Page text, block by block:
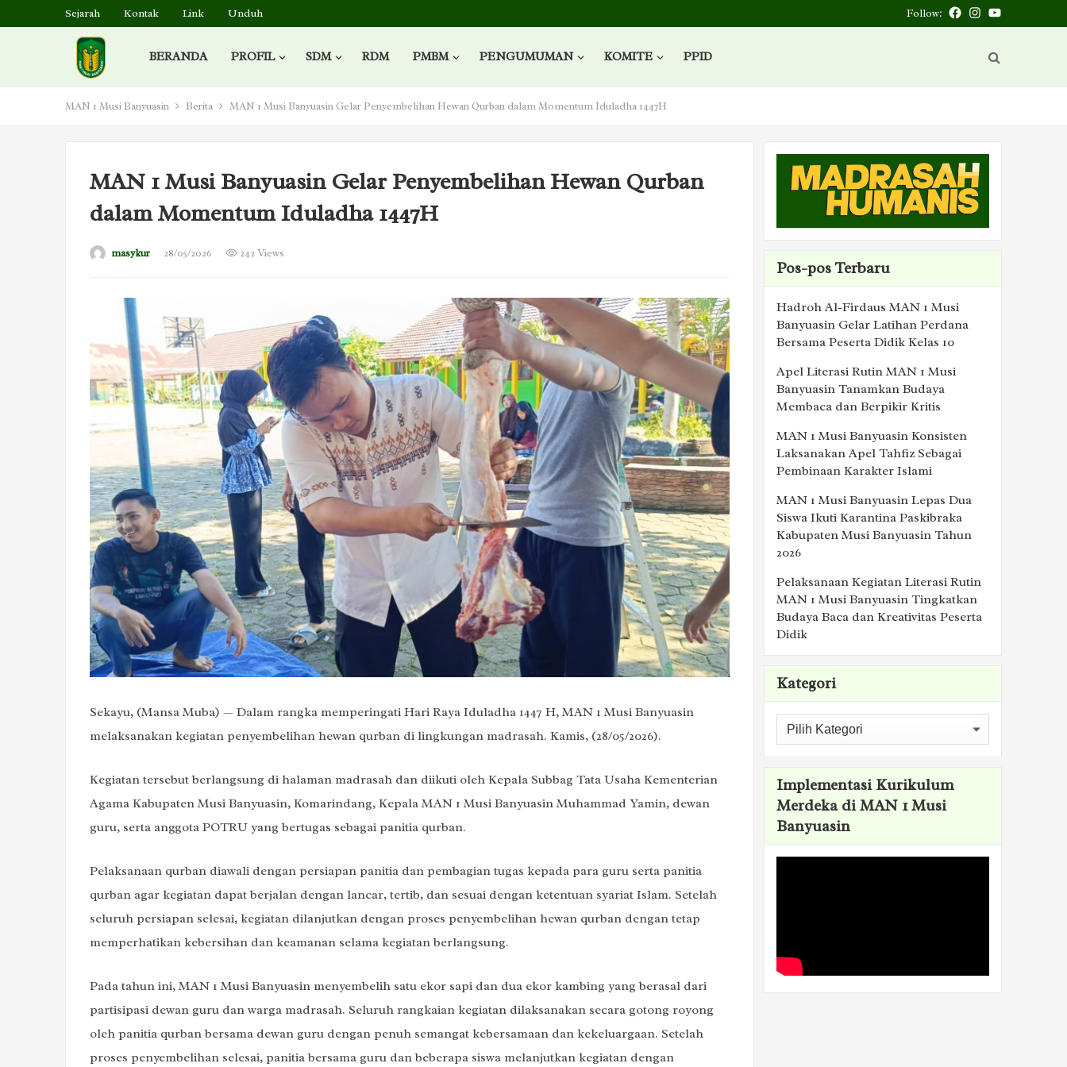
Sejarah Kontak Link Unduh Follow: Facebook
Instagram
You
BERANDA PROFIL SDM RDM PMBM PENGUMUMAN KOMITE PPID
MAN 1 Musi Banyuasin Berita MAN 1 Musi Banyuasin Gelar Penyembelihan Hewan Qurban dalam Momentum Iduladha 1447H
MAN 1 Musi Banyuasin Gelar Penyembelihan Hewan Qurban
dalam Momentum Iduladha 1447H
masykur 28/05/2026 242 Views
Sekayu, (Mansa Muba) — Dalam rangka memperingati Hari Raya Iduladha 1447 H, MAN 1 Musi Banyuasin
melaksanakan kegiatan penyembelihan hewan qurban di lingkungan madrasah. Kamis, (28/05/2026).
Kegiatan tersebut berlangsung di halaman madrasah dan diikuti oleh Kepala Subbag Tata Usaha Kementerian
Agama Kabupaten Musi Banyuasin, Komarindang, Kepala MAN 1 Musi Banyuasin Muhammad Yamin, dewan
guru, serta anggota POTRU yang bertugas sebagai panitia qurban.
Pelaksanaan qurban diawali dengan persiapan panitia dan pembagian tugas kepada para guru serta panitia
qurban agar kegiatan dapat berjalan dengan lancar, tertib, dan sesuai dengan ketentuan syariat Islam. Setelah
seluruh persiapan selesai, kegiatan dilanjutkan dengan proses penyembelihan hewan qurban dengan tetap
memperhatikan kebersihan dan keamanan selama kegiatan berlangsung.
Pada tahun ini, MAN 1 Musi Banyuasin menyembelih satu ekor sapi dan dua ekor kambing yang berasal dari
partisipasi dewan guru dan warga madrasah. Seluruh rangkaian kegiatan dilaksanakan secara gotong royong
oleh panitia qurban bersama dewan guru dengan penuh semangat kebersamaan dan kekeluargaan. Setelah
proses penyembelihan selesai, panitia bersama guru dan beberapa siswa melanjutkan kegiatan dengan
Pos-pos Terbaru
Hadroh Al-Firdaus MAN 1 Musi
Banyuasin Gelar Latihan Perdana
Bersama Peserta Didik Kelas 10
Apel Literasi Rutin MAN 1 Musi
Banyuasin Tanamkan Budaya
Membaca dan Berpikir Kritis
MAN 1 Musi Banyuasin Konsisten
Laksanakan Apel Tahfiz Sebagai
Pembinaan Karakter Islami
MAN 1 Musi Banyuasin Lepas Dua
Siswa Ikuti Karantina Paskibraka
Kabupaten Musi Banyuasin Tahun
2026
Pelaksanaan Kegiatan Literasi Rutin
MAN 1 Musi Banyuasin Tingkatkan
Budaya Baca dan Kreativitas Peserta
Didik
Kategori
Kategori
Implementasi Kurikulum
Merdeka di MAN 1 Musi
Banyuasin